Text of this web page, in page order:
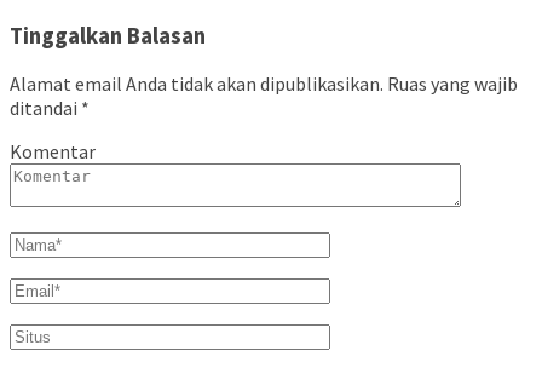
Tinggalkan Balasan
Alamat email Anda tidak akan dipublikasikan. Ruas yang wajib
ditandai *
Komentar